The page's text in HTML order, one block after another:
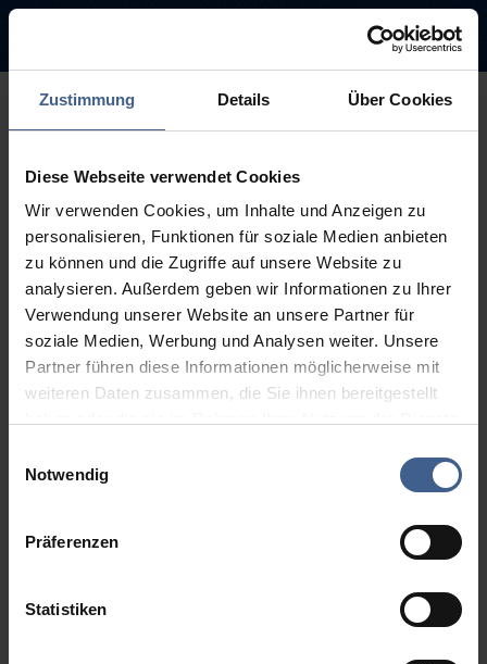
Zustimmung Details Über Cookies
Diese Webseite verwendet Cookies
Wir verwenden Cookies, um Inhalte und Anzeigen zu
personalisieren, Funktionen für soziale Medien anbieten
zu können und die Zugriffe auf unsere Website zu
analysieren. Außerdem geben wir Informationen zu Ihrer
Verwendung unserer Website an unsere Partner für
soziale Medien, Werbung und Analysen weiter. Unsere
Partner führen diese Informationen möglicherweise mit
weiteren Daten zusammen, die Sie ihnen bereitgestellt
Weitere Informationen finden Sie in unseren
Notwendig
Präferenzen
Statistiken
Sorry, this page is not
available.
The link you followed may be broken or the page may have been
removed.
Back to homepage Go to search (Link offen)